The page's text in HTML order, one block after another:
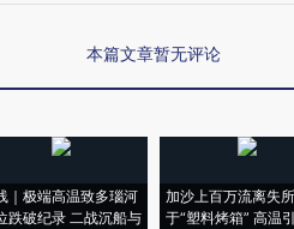
本篇文章暂无评论
｜极端高温致多瑙河
跌破纪录 二战沉船与
加沙上百万流离失
于“塑料烤箱” 高温